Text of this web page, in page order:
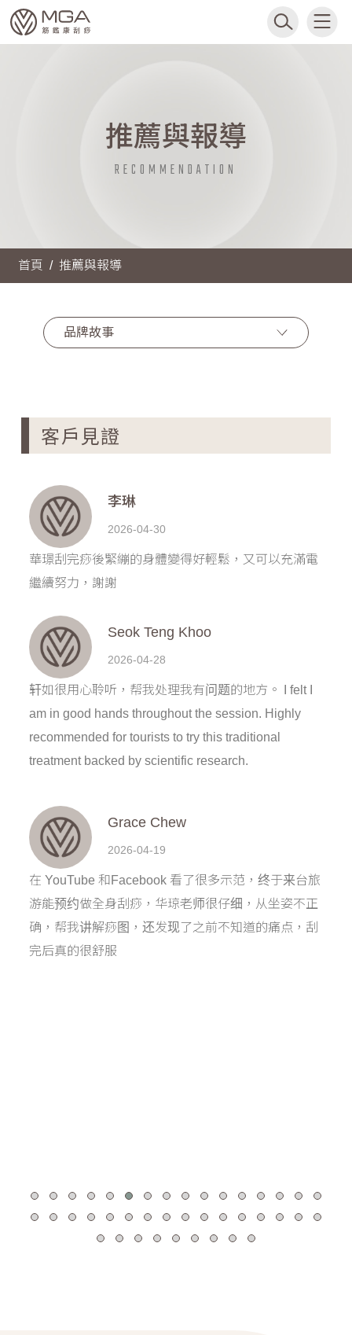
推薦與報導
RECOMMENDATION
首頁 推薦與報導
品牌故事
客戶見證
李琳
2026-04-30
華璟刮完痧後緊繃的身體變得好輕鬆，又可以充滿電
繼續努力，謝謝
Seok Teng Khoo
2026-04-28
轩如很用心聆听，帮我处理我有问题的地方。 I felt I
am in good hands throughout the session. Highly
recommended for tourists to try this traditional
treatment backed by scientific research.
Grace Chew
2026-04-19
在 YouTube 和Facebook 看了很多示范，终于来台旅
游能预约做全身刮痧，华琼老师很仔细，从坐姿不正
确，帮我讲解痧图，还发现了之前不知道的痛点，刮
完后真的很舒服